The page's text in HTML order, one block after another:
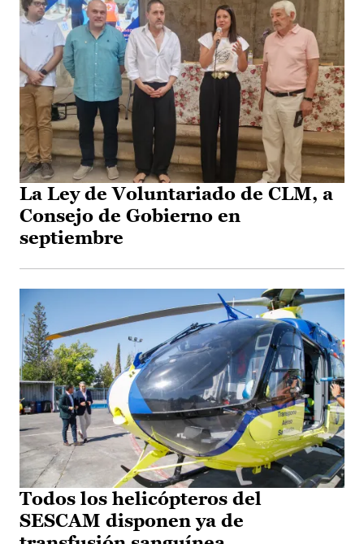
La Ley de Voluntariado de CLM, a
Consejo de Gobierno en
septiembre
Todos los helicópteros del
SESCAM disponen ya de